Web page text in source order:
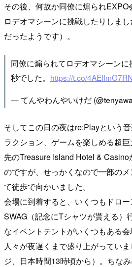
その後、何故か同僚に煽られEXPO
ロデオマシーンに挑戦したりしま
だったようです）。
同僚に煽られてロデオマシーン
秒でした。 https://t.co/4AEffmG7RN
— てんやわんやいけだ
そしてこの日の夜はre:Playという
ラクション、ゲームを楽しめる超
先のTreasure Island Hotel &
のですが、せっかくなので一部の
て徒歩で向かいました。
会場に到着すると、いくつもドロー
SWAG（記念にTシャツが貰える）
なイベントテントがいくつもある
人々が夜遅くまで盛り上がってい
ジ、日本時間13時頃から）。ちな